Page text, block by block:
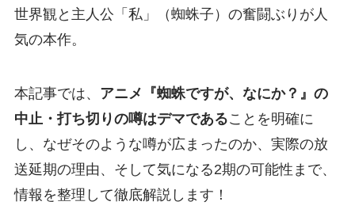
世界観と主人公「私」（蜘蛛子）の奮闘ぶりが人
気の本作。
本記事では、 アニメ『蜘蛛ですが、なにか？』の
中止・打ち切りの噂はデマであることを明確に
し、なぜそのような噂が広まったのか、実際の放
送延期の理由、そして気になる2期の可能性まで、
情報を整理して徹底解説します！